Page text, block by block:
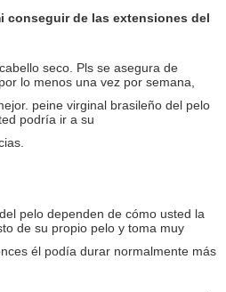
conseguir de las extensiones del
seco. Pls se asegura de
lo menos una vez por semana,
peine virginal brasileño del pelo
podría ir a su
pelo dependen de cómo usted la
de su propio pelo y toma muy
él podía durar normalmente más